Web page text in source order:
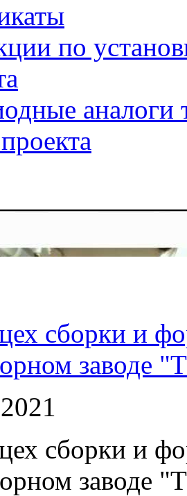
по
аналоги
сборки и
заводе
сборки и
заводе